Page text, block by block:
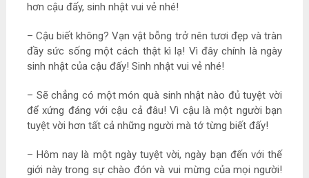
hơn cậu đấy, sinh nhật vui vẻ nhé!
– Cậu biết không? Vạn vật bỗng trở nên tươi đẹp và tràn
đầy sức sống một cách thật kì lạ! Vì đây chính là ngày
sinh nhật của cậu đấy! Sinh nhật vui vẻ nhé!
– Sẽ chẳng có một món quà sinh nhật nào đủ tuyệt vời
để xứng đáng với cậu cả đâu! Vì cậu là một người bạn
tuyệt vời hơn tất cả những người mà tớ từng biết đấy!
– Hôm nay là một ngày tuyệt vời, ngày bạn đến với thế
giới này trong sự chào đón và vui mừng của mọi người!